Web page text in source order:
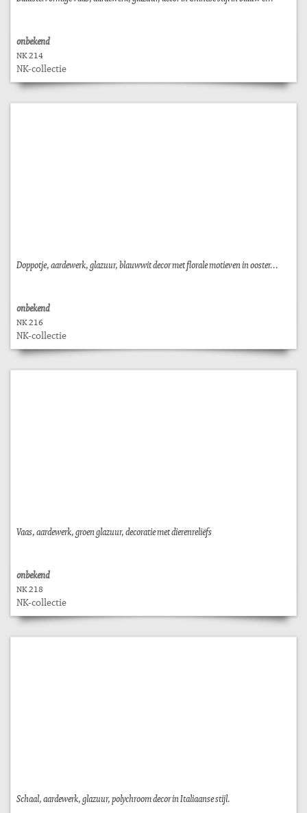
onbekend
NK 214
NK-collectie
Doppotje, aardewerk, glazuur, blauwwit decor met florale motieven in ooster...
onbekend
NK 216
NK-collectie
Vaas, aardewerk, groen glazuur, decoratie met dierenreliëfs
onbekend
NK 218
NK-collectie
Schaal, aardewerk, glazuur, polychroom decor in Italiaanse stijl.